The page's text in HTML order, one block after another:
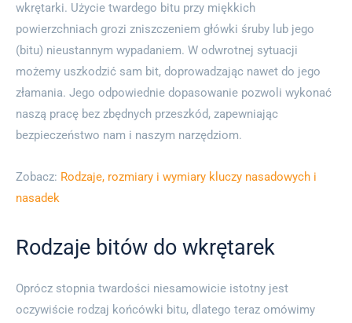
wkrętarki. Użycie twardego bitu przy miękkich
powierzchniach grozi zniszczeniem główki śruby lub jego
(bitu) nieustannym wypadaniem. W odwrotnej sytuacji
możemy uszkodzić sam bit, doprowadzając nawet do jego
złamania. Jego odpowiednie dopasowanie pozwoli wykonać
naszą pracę bez zbędnych przeszkód, zapewniając
bezpieczeństwo nam i naszym narzędziom.
Zobacz: Rodzaje, rozmiary i wymiary kluczy nasadowych i
nasadek
Rodzaje bitów do wkrętarek
Oprócz stopnia twardości niesamowicie istotny jest
oczywiście rodzaj końcówki bitu, dlatego teraz omówimy